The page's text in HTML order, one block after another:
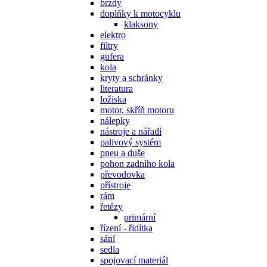
brzdy
doplňky k motocyklu
klaksony
elektro
filtry
gufera
kola
kryty a schránky
literatura
ložiska
motor, skříň motoru
nálepky
nástroje a nářadí
palivový systém
pneu a duše
pohon zadního kola
převodovka
přístroje
rám
řetězy
primární
řízení - řidítka
sání
sedla
spojovací materiál